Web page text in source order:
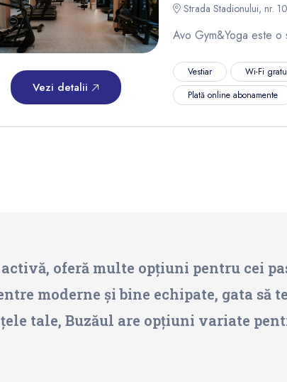
Vezi detalii
Strada Stadionului, nr.
Avo Gym&Yoga este o
Vestiar Wi-Fi
Plată online abonamente
oferă multe opțiuni pentru cei
moderne și bine echipate, gata
tale, Buzăul are opțiuni variate